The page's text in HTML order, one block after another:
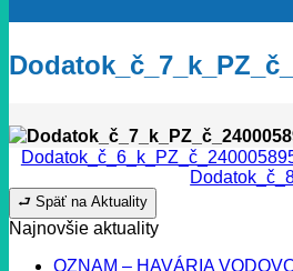
⮐ Späť na Aktuality
Najnovšie aktuality
OZNAM – HAVÁRIA